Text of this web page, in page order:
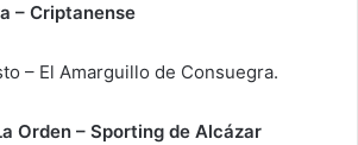
– Criptanense
– El Amarguillo de Consuegra.
Orden – Sporting de Alcázar